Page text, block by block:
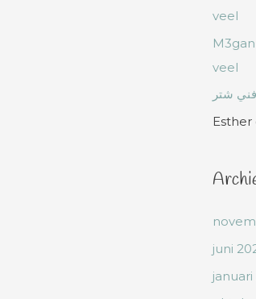
veel
veel
فني شتر
Esther
juni
januari